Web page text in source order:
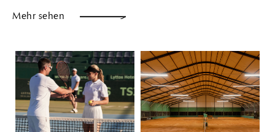
Mehr sehen